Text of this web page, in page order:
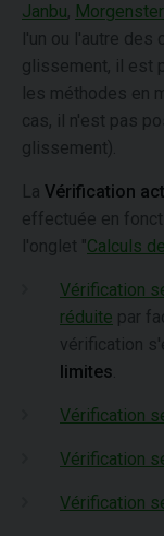
Janbu,
l'un ou l'autre des
glissement, il est
les méthodes en
cas, il n'est pas
glissement).
La Vérification
effectuée en
l'onglet "Calculs
Vérification
réduite par
vérification
limites
Vérification
Vérification
Vérification